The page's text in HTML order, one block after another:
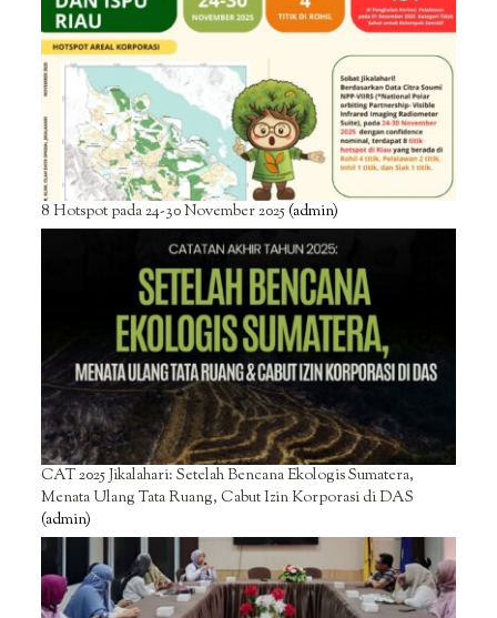
8 Hotspot pada 24-30 November 2025(admin)
CAT 2025 Jikalahari: Setelah Bencana Ekologis Sumatera,
Menata Ulang Tata Ruang, Cabut Izin Korporasi di DAS
(admin)